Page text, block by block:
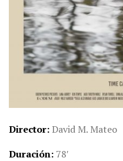
Director David M. Mateo
Duración 78′